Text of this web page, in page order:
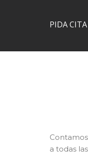
PIDA CITA
a todas